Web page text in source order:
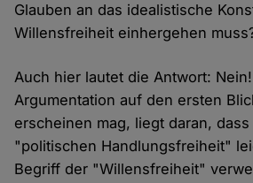
Glauben an das idealistische
Willensfreiheit einhergehen
Auch hier lautet die Antwort:
Argumentation auf den ersten
erscheinen mag, liegt daran,
"politischen Handlungsfreiheit"
Begriff der "Willensfreiheit"